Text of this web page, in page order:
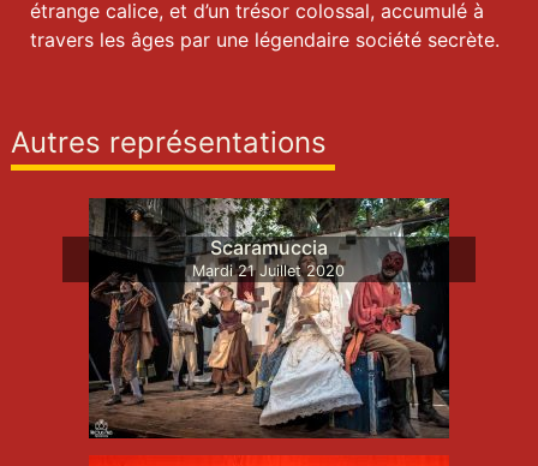
étrange calice, et d’un trésor colossal, accumulé à
travers les âges par une légendaire société secrète.
Autres représentations
Scaramuccia
Mardi 21 Juillet 2020